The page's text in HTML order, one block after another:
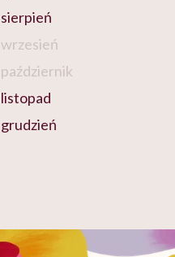
sierpień
wrzesień
październik
listopad
grudzień